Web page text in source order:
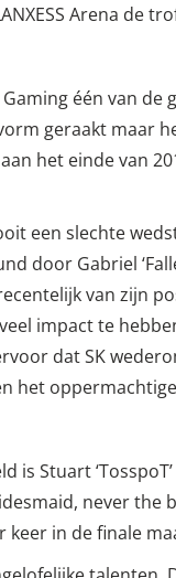
Arena de
één van
geraakt maar
het einde van
een slechte
door Gabriel
van zijn
impact te
dat SK
het
Stuart
never the
keer in de finale